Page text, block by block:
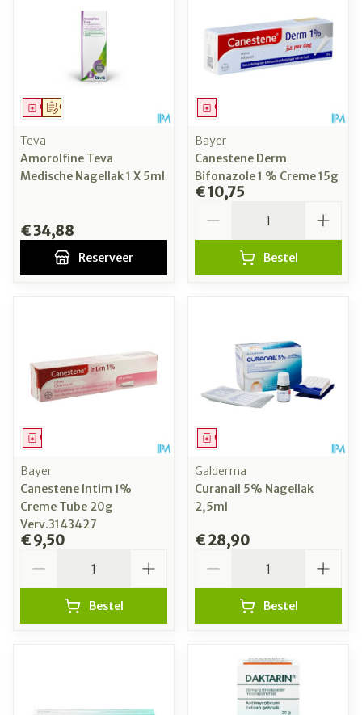
Op voorschrift
Geneesmiddel
Teva
Amorolfine Teva
Medische Nagellak 1 X 5ml
€ 34,88
Reserveer
Geneesmiddel
Bayer
Canestene Derm
Bifonazole 1 % Creme 15g
€ 10,75
Bestel
Geneesmiddel
Bayer
Canestene Intim 1%
Creme Tube 20g
Verv.3143427
€ 9,50
Bestel
Geneesmiddel
Galderma
Curanail 5% Nagellak
2,5ml
€ 28,90
Bestel